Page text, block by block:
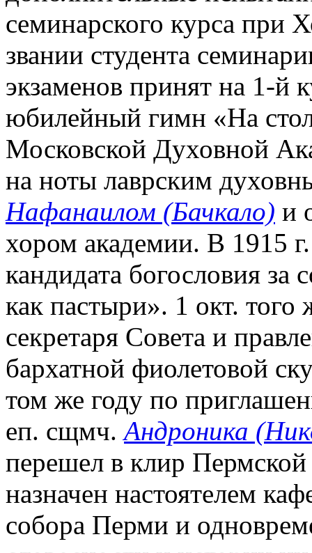
семинарского курса при
звании студента
экзаменов принят на 1-
юбилейный гимн «На
Московской Духовной
на ноты лаврским
Нафанаилом (Бачкало) и
хором академии. В 1915
кандидата богословия за
как пастыри». 1 окт.
секретаря Совета и
бархатной фиолетовой
том же году по
еп. сщмч.Андроника
перешел в клир
назначен настоятелем
собора Перми и